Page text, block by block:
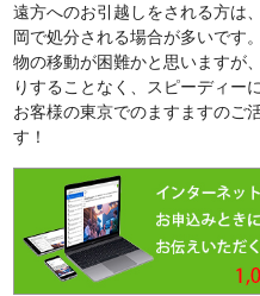
遠方へのお引越しをされる方は
岡で処分される場合が多いです
物の移動が困難かと思いますが
りすることなく、スピーディー
お客様の東京でのますますのご
す！